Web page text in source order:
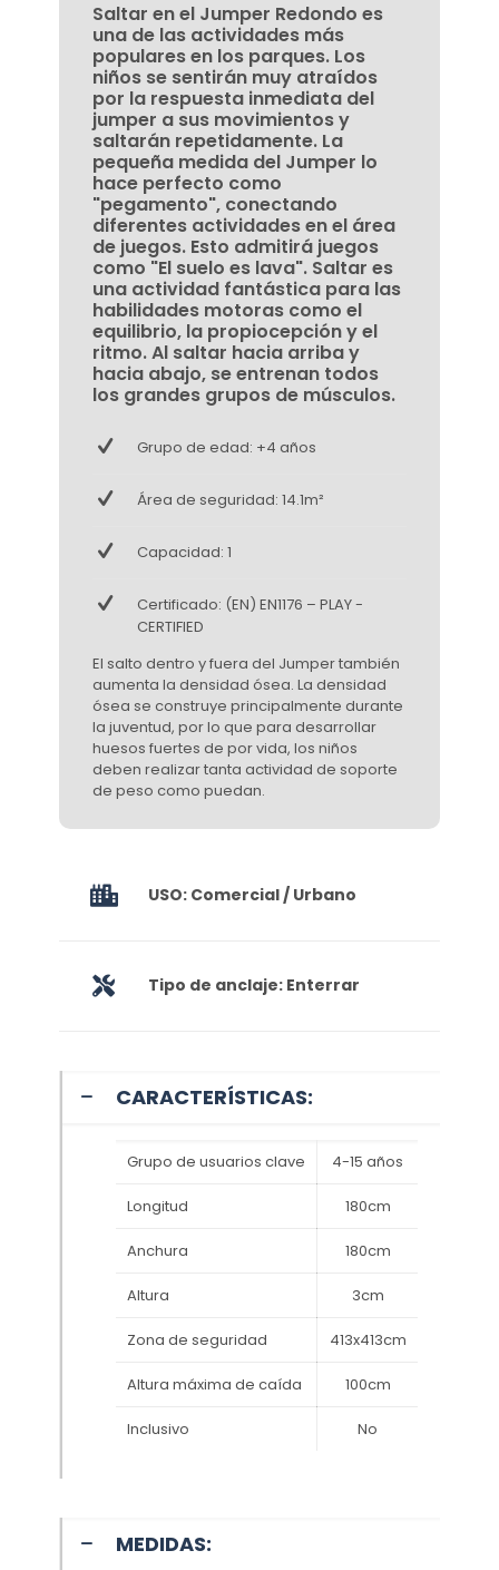
Saltar en el Jumper Redondo es
una de las actividades más
populares en los parques. Los
niños se sentirán muy atraídos
por la respuesta inmediata del
jumper a sus movimientos y
saltarán repetidamente. La
pequeña medida del Jumper lo
hace perfecto como
"pegamento", conectando
diferentes actividades en el área
de juegos. Esto admitirá juegos
como "El suelo es lava". Saltar es
una actividad fantástica para las
habilidades motoras como el
equilibrio, la propiocepción y el
ritmo. Al saltar hacia arriba y
hacia abajo, se entrenan todos
los grandes grupos de músculos.
Grupo de edad: +4 años
Área de seguridad: 14.1m²
Capacidad: 1
Certificado: (EN) EN1176 – PLAY -
CERTIFIED
El salto dentro y fuera del Jumper también
aumenta la densidad ósea. La densidad
ósea se construye principalmente durante
la juventud, por lo que para desarrollar
huesos fuertes de por vida, los niños
deben realizar tanta actividad de soporte
de peso como puedan.
USO: Comercial / Urbano
Tipo de anclaje: Enterrar
CARACTERÍSTICAS:
Grupo de usuarios clave 4-15 años
Longitud 180cm
Anchura 180cm
Altura 3cm
Zona de seguridad 413x413cm
Altura máxima de caída 100cm
Inclusivo No
MEDIDAS: